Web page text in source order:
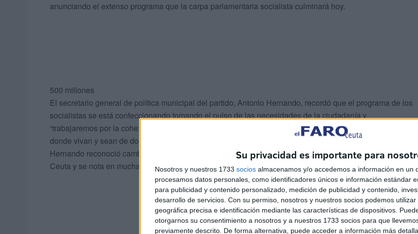
Su privacidad es importante para
Nosotros y nuestros 1733 socios almacenamos y/o accedemos a información en un
procesamos datos personales, como identificadores únicos e información estándar
para publicidad y contenido personalizado, medición de publicidad y contenido,
desarrollo de servicios. Con su permiso, nosotros y nuestros socios podemos
geográfica precisa e identificación mediante las características de dispositivos.
otorgarnos su consentimiento a nosotros y a nuestros 1733 socios para que
previamente descrito. De forma alternativa, puede acceder a información más
anunciando el extenso programa que la carpa parlamentaria socialista culminará hoy.
500 millones
El secretario general de política municipal del partido, Antonio Hernando, recordó que el programa de los
socialistas se está confeccionando tomando el pulso de las necesidades de la ciudadanía y
“trabajaremos por la cohexión social y por que todas las personas tengan los mismos derechos vivan
donde vivan y sean de donde sean”. Hace ya un año que la carpa socialista visitó la ciudad autónoma y
Hernando reconoció cambios: “En la legislatura se superarán los 500 millones de euros en inversión en
Ceuta y se nota en muchas infraestructuras”.